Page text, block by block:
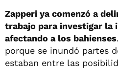
Zapperi ya comenzó a
trabajo para investigar la
afectando a los bahienses
porque se inundó partes
estaban entre las